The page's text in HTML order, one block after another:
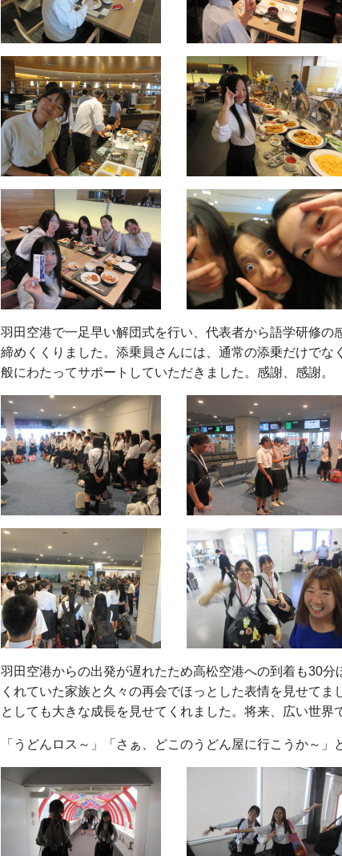
羽田空港で一足早い解団式を行い、代表者から語学研修
締めくくりました。添乗員さんには、通常の添乗だけで
般にわたってサポートしていただきました。感謝、感謝。
羽田空港からの出発が遅れたため高松空港への到着も30
くれていた家族と久々の再会でほっとした表情を見せて
としても大きな成長を見せてくれました。将来、広い世界
「うどんロス～」「さぁ、どこのうどん屋に行こうか～」